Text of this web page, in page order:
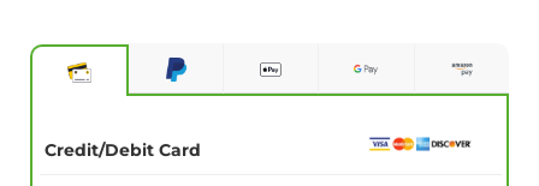
Credit/Debit Card